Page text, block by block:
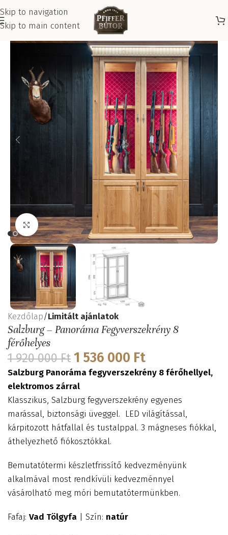
Skip to navigation
Skip to main content
Kattints a nagyításhoz
Kezdőlap Limitált ajánlatok
Salzburg – Panoráma Fegyverszekrény 8
férőhelyes
1 920 000Ft 1 536 000 Ft
Salzburg Panoráma fegyverszekrény 8 férőhellyel,
elektromos zárral
Klasszikus, Salzburg fegyverszekrény egyenes
marással, biztonsági üveggel. LED világítással,
kárpitozott hátfallal és tustalppal. 3 mágneses fiókkal,
áthelyezhető fiókosztókkal.
Bemutatótermi készletfrissítő kedvezményünk
alkalmával most rendkívüli kedvezménnyel
vásárolható meg móri bemutatótermünkben.
Fafaj: Vad Tölgyfa | Szín: natúr